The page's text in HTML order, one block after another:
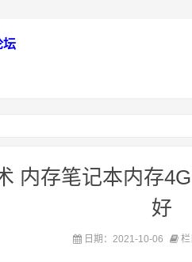
坛
内存笔记本内存
好
日期：2021-10-06 栏